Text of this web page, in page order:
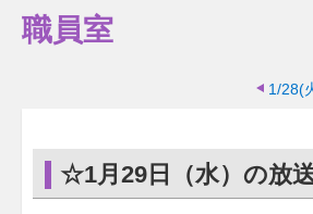
職員室
1/28(
☆1月29日（水）の放